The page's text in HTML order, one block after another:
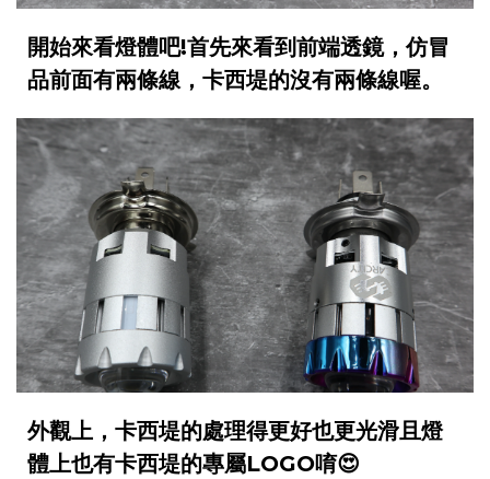
開始來看燈體吧!首先來看到前端透鏡，仿冒
品前面有兩條線，卡西堤的沒有兩條線喔。
外觀上，卡西堤的處理得更好也更光滑且燈
體上也有卡西堤的專屬LOGO唷😍